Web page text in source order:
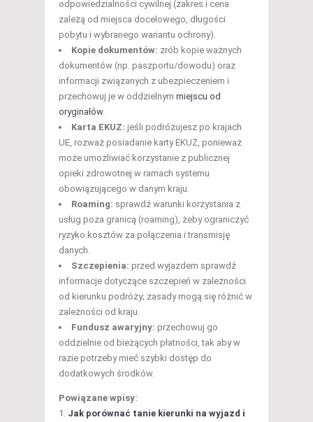
odpowiedzialności cywilnej (zakres i cena
zależą od miejsca docelowego, długości
pobytu i wybranego wariantu ochrony).
Kopie dokumentów: zrób kopie ważnych
dokumentów (np. paszportu/dowodu) oraz
informacji związanych z ubezpieczeniem i
przechowuj je w oddzielnym miejscu od
oryginałów.
Karta EKUZ: jeśli podróżujesz po krajach
UE, rozważ posiadanie karty EKUZ, ponieważ
może umożliwiać korzystanie z publicznej
opieki zdrowotnej w ramach systemu
obowiązującego w danym kraju.
Roaming: sprawdź warunki korzystania z
usług poza granicą (roaming), żeby ograniczyć
ryzyko kosztów za połączenia i transmisję
danych.
Szczepienia: przed wyjazdem sprawdź
informacje dotyczące szczepień w zależności
od kierunku podróży; zasady mogą się różnić w
zależności od kraju.
Fundusz awaryjny: przechowuj go
oddzielnie od bieżących płatności, tak aby w
razie potrzeby mieć szybki dostęp do
dodatkowych środków.
Powiązane wpisy:
Jak porównać tanie kierunki na wyjazd i